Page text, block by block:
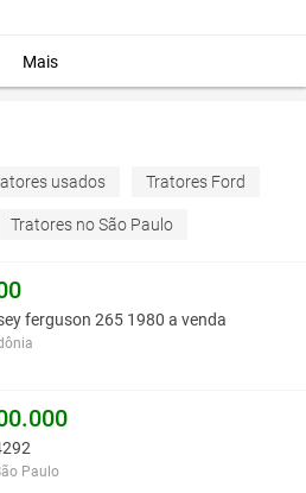
r$ 525,00 fixas, pelo carnei da
Agroads?Informar aqui
Mais
usados Tratores Ford
Tratores no São Paulo
ferguson 265 1980 a venda
Paulo